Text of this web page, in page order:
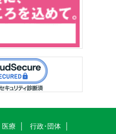
医療
行政･団体